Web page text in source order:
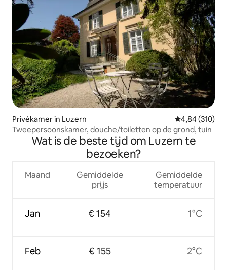
Privékamer in Luzern Gemiddelde
4,84 (310)
Tweepersoonskamer, douche/toiletten op de grond, tuin
Wat is de beste tijd om Luzern te
bezoeken?
Maand
Jan
Feb
Gemiddelde
prijs
€ 154
€ 155
Gemiddelde
temperatuur
1°C
2°C